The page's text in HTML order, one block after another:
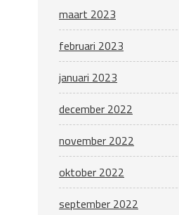
maart 2023
februari 2023
januari 2023
december 2022
november 2022
oktober 2022
september 2022